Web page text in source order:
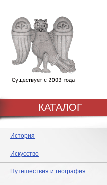
КАТАЛОГ
История
Искусство
Путешествия и география